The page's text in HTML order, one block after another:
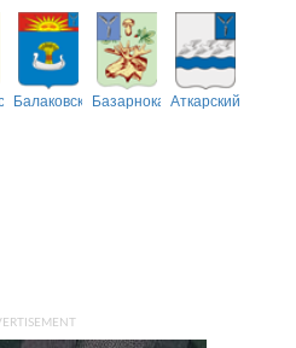
БалаковскийБазарнокарабулакский
Аткарский